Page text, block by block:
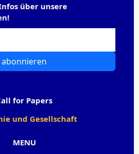
MENU
über unsere
abonnieren
for Papers
und Gesellschaft